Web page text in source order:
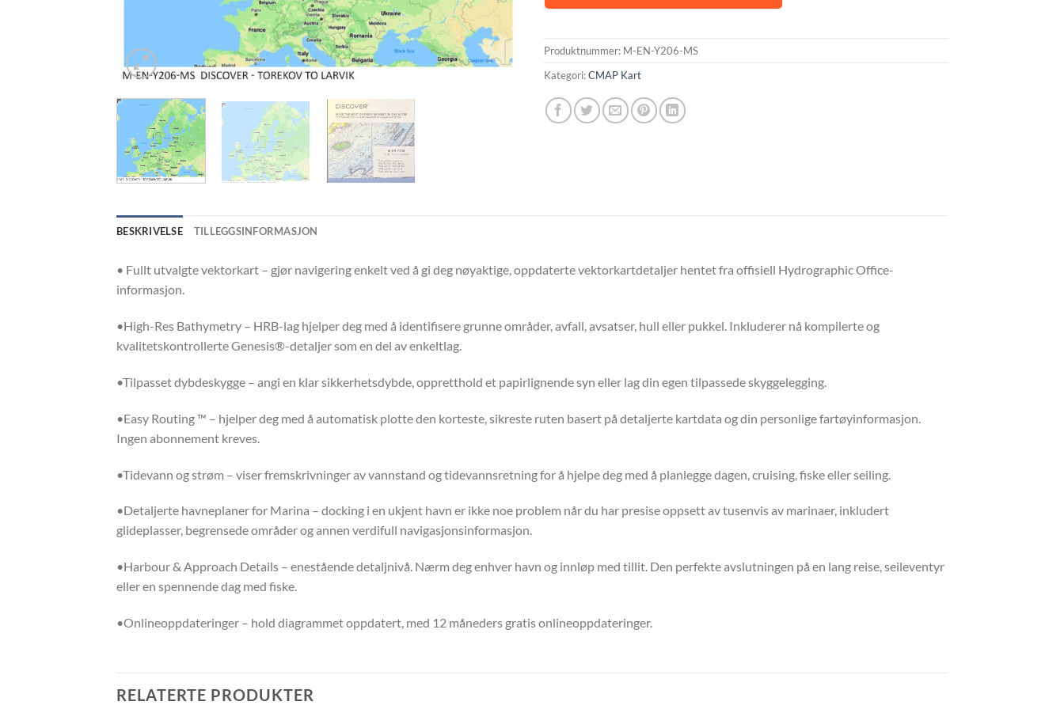
Produktnummer: M-EN-Y206-MS
Kategori:CMAP Kart
BESKRIVELSE TILLEGGSINFORMASJON
• Fullt utvalgte vektorkart – gjør navigering enkelt ved å gi deg nøyaktige, oppdaterte vektorkartdetaljer hentet fra offisiell Hydrographic Office-
informasjon.
•High-Res Bathymetry – HRB-lag hjelper deg med å identifisere grunne områder, avfall, avsatser, hull eller pukkel. Inkluderer nå kompilerte og
kvalitetskontrollerte Genesis®-detaljer som en del av enkeltlag.
•Tilpasset dybdeskygge – angi en klar sikkerhetsdybde, oppretthold et papirlignende syn eller lag din egen tilpassede skyggelegging.
•Easy Routing ™ – hjelper deg med å automatisk plotte den korteste, sikreste ruten basert på detaljerte kartdata og din personlige fartøyinformasjon.
Ingen abonnement kreves.
•Tidevann og strøm – viser fremskrivninger av vannstand og tidevannsretning for å hjelpe deg med å planlegge dagen, cruising, fiske eller seiling.
•Detaljerte havneplaner for Marina – docking i en ukjent havn er ikke noe problem når du har presise oppsett av tusenvis av marinaer, inkludert
glideplasser, begrensede områder og annen verdifull navigasjonsinformasjon.
•Harbour & Approach Details – enestående detaljnivå. Nærm deg enhver havn og innløp med tillit. Den perfekte avslutningen på en lang reise, seileventyr
eller en spennende dag med fiske.
•Onlineoppdateringer – hold diagrammet oppdatert, med 12 måneders gratis onlineoppdateringer.
RELATERTE PRODUKTER